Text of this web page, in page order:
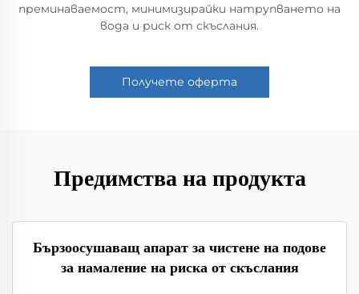
преминаваемост, минимизирайки натрупването на
вода и риск от скъслания.
Получете оферта
Предимства на продукта
Бързоосушаващ апарат за чистене на подове
за намаление на риска от скъслания